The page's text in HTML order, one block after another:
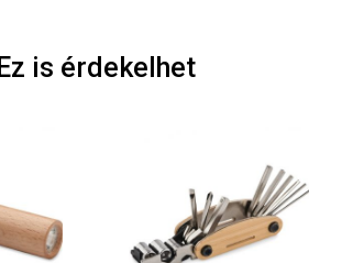
Ez is érdekelhet